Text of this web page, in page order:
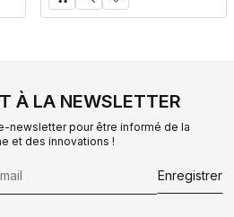
À LA NEWSLETTER
newsletter pour être informé de la
et des innovations !
Enregistrer